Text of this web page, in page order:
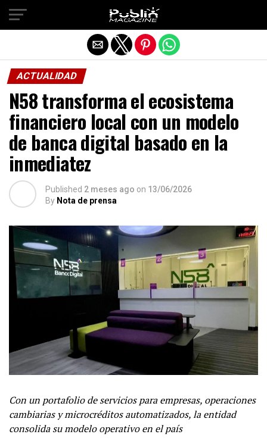
ACTUALIDAD
N58 transforma el ecosistema
financiero local con un modelo
de banca digital basado en la
inmediatez
Published 2 meses ago on 13/06/2026
By Nota de prensa
Con un portafolio de servicios para empresas, operaciones
cambiarias y microcréditos automatizados, la entidad
consolida su modelo operativo en el país
Salir de la versión móvil